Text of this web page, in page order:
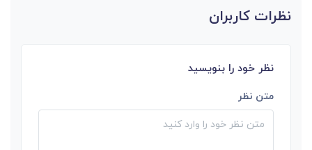
نظرات کاربران
نظر خود را بنویسید
متن نظر